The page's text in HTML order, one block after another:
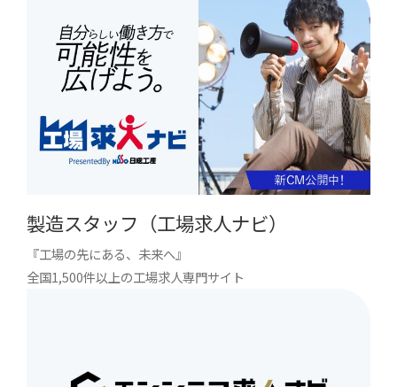
製造スタッフ（工場求人ナビ）
『工場の先にある、未来へ』
全国1,500件以上の工場求人専門サイト